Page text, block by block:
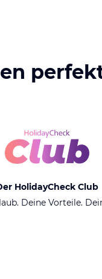
HolidayCheck Club
Deine Vorteile.